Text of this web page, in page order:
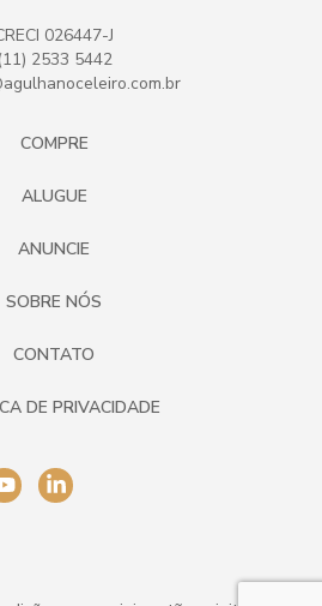
026447-J
(11) 2533 5442
COMPRE
ALUGUE
ANUNCIE
SOBRE NÓS
CONTATO
DE PRIVACIDADE